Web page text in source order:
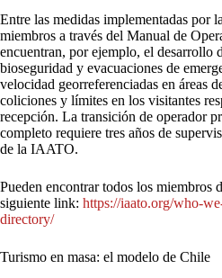
Entre las medidas implementadas por
miembros a través del Manual de
encuentran, por ejemplo, el desarrollo
bioseguridad y evacuaciones de
velocidad georreferenciadas en áreas
coliciones y límites en los visitantes
recepción. La transición de operador
completo requiere tres años de
de la IAATO.
Pueden encontrar todos los miembros
siguiente link: https://iaato.org/who-
directory/
Turismo en masa: el modelo de Chile